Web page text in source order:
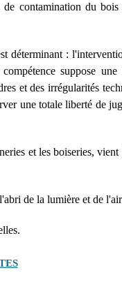
contamination du bois
déterminant :
suppose une
et des irrégularités
une totale liberté de
et les boiseries, vient
de la lumière et de